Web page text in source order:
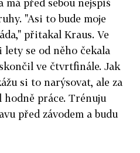
před sebou nejspíš
"Asi to bude moje
přitakal Kraus. Ve
se od něho čekala
ve čtvrtfinále. Jak
si to narýsovat, ale za
práce. Trénuju
před závodem a budu